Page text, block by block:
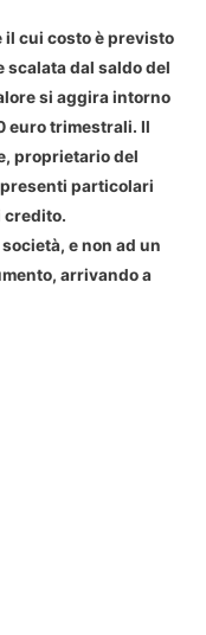
il cui costo è previsto
scalata dal saldo del
si aggira intorno
euro trimestrali. Il
proprietario del
particolari
credito.
e non ad un
arrivando a